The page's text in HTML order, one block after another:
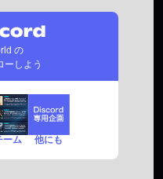
の
ーしよう
ーム 他にも